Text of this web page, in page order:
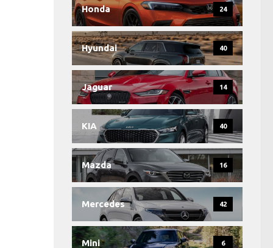
Honda 24
Hyundai 40
Jaguar 14
KIA 40
Mazda 16
Mercedes 42
Mini 6